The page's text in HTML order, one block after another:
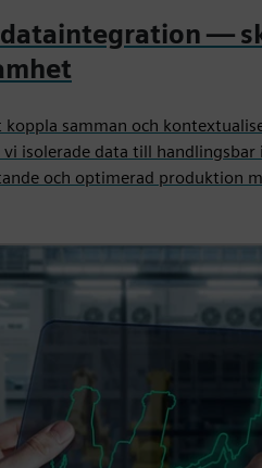
dataintegration —
koppla samman och
isolerade data till
och optimerad produktion